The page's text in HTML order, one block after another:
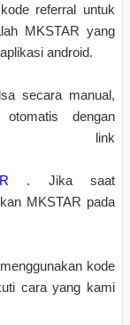
referral untuk
MKSTAR yang
android.
secara manual,
otomatis dengan
link
. Jika saat
MKSTAR pada
kode
cara yang kami